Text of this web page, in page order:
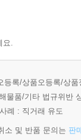
in the following
인가요?
들의 한국어 의미
요.
등록/상품오등록/상
물품/기타 법규위반
례 : 직거래 유도
소 및 반품 문의는 판